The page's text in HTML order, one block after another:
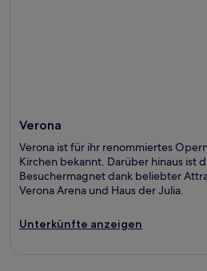
Verona
Verona ist für ihr renommiertes
Kirchen bekannt. Darüber hinaus ist
Besuchermagnet dank beliebter
Verona Arena und Haus der Julia.
Unterkünfte anzeigen